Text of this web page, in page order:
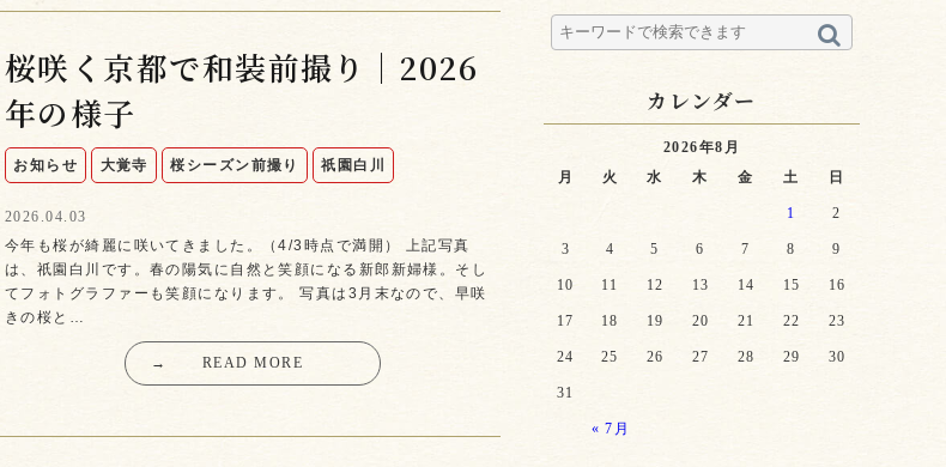
桜咲く京都で和装前撮り｜2026
年の様子
お知らせ 大覚寺 桜シーズン前撮り 祇園白川
2026.04.03
今年も桜が綺麗に咲いてきました。（4/3時点で満開） 上記写真
は、祇園白川です。春の陽気に自然と笑顔になる新郎新婦様。そし
てフォトグラファーも笑顔になります。 写真は3月末なので、早咲
きの桜と…
→ READ MORE
カレンダー
2026年8月
月
火 水 木 金 土 日
« 7月
1 2
3 4 5 6 7 8 9
10 11 12 13 14 15 16
17 18 19 20 21 22 23
24 25 26 27 28 29 30
31